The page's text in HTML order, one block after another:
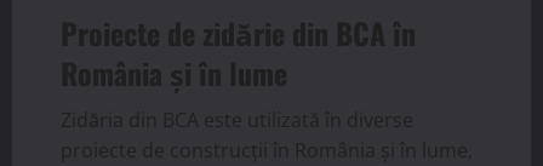
Proiecte de zidărie din BCA în
România și în lume
Zidăria din BCA este utilizată în diverse
proiecte de construcții în România și în lume,